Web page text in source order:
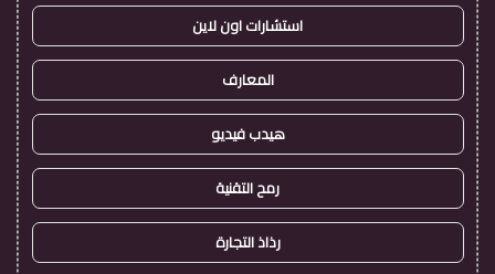
استشارات اون لاين
المعارف
هيدب فيديو
رمح التقنية
رذاذ التجارة